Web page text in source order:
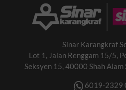
Sinar Karangkraf
Lot 1, Jalan Renggam 15/5,
Seksyen 15, 40000 Shah
6019-2329